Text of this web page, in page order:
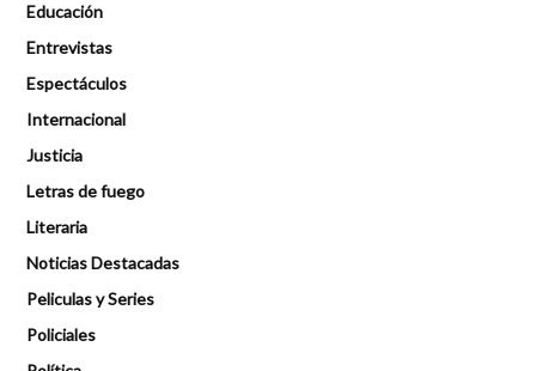
Educación
Entrevistas
Espectáculos
Internacional
Justicia
Letras de fuego
Literaria
Noticias Destacadas
Peliculas y Series
Policiales